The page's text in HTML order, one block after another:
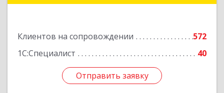
Клиентов на сопровождении
572
1С:Специалист
40
Отправить заявку
Отправить заявку